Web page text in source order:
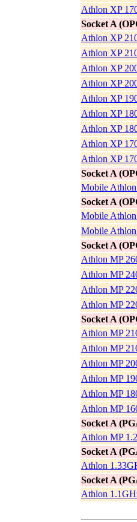
Athlon XP
Socket A
Athlon XP
Athlon XP
Athlon XP
Athlon XP
Athlon XP
Athlon XP
Athlon XP
Athlon XP
Athlon XP
Socket A
Mobile
Socket A
Mobile
Mobile
Socket A
Athlon MP
Athlon MP
Athlon MP
Athlon MP
Socket A
Athlon MP
Athlon MP
Athlon MP
Athlon MP
Athlon MP
Athlon MP
Socket A
Athlon MP
Socket A
Athlon
Socket A
Athlon